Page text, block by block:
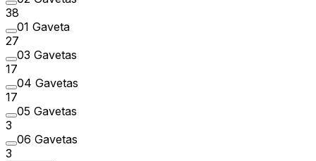
38
01 Gaveta
27
03 Gavetas
17
04 Gavetas
17
05 Gavetas
3
06 Gavetas
3